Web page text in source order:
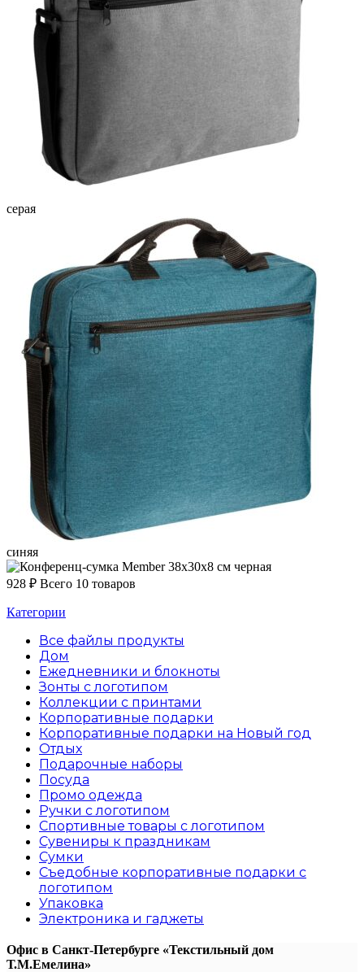
серая
синяя
черная
928 ₽ Всего 10 товаров
Категории
Все файлы продукты
Дом
Ежедневники и блокноты
Зонты с логотипом
Коллекции с принтами
Корпоративные подарки
Корпоративные подарки на Новый год
Отдых
Подарочные наборы
Посуда
Промо одежда
Ручки с логотипом
Спортивные товары с логотипом
Сувениры к праздникам
Сумки
Съедобные корпоративные подарки с
логотипом
Упаковка
Электроника и гаджеты
Офис в Санкт-Петербурге «Текстильный дом
Т.М.Емелина»